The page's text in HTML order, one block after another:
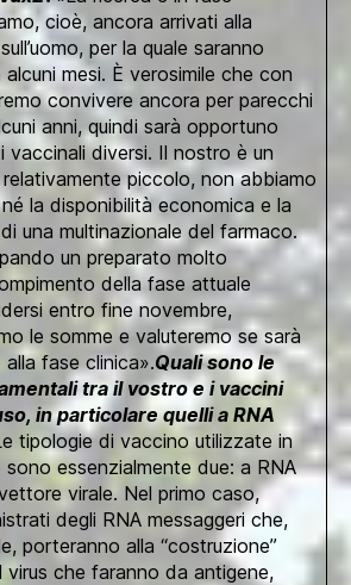
cioè, ancora arrivati alla
per la quale saranno
mesi. È verosimile che con
convivere ancora per parecchi
anni, quindi sarà opportuno
vaccinali diversi. Il nostro è un
piccolo, non abbiamo
la disponibilità economica e la
una multinazionale del farmaco.
un preparato molto
della fase attuale
entro fine novembre,
le somme e valuteremo se sarà
fase clinica».Quali sono le
tra il vostro e i vaccini
in particolare quelli a RNA
tipologie di vaccino utilizzate in
essenzialmente due: a RNA
virale. Nel primo caso,
degli RNA messaggeri che,
porteranno alla “costruzione”
virus che faranno da antigene,